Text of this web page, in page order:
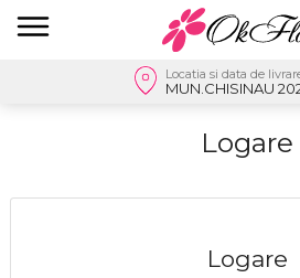
Locatia si data de
MUN.CHISINAU
Logare
Logare